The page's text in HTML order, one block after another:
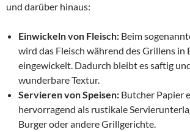
und darüber hinaus:
Einwickeln von Fleisch: Beim
wird das Fleisch während des Grillens in
eingewickelt. Dadurch bleibt es saftig
wunderbare Textur.
Servieren von Speisen: Butcher Papier
hervorragend als rustikale
Burger oder andere Grillgerichte.